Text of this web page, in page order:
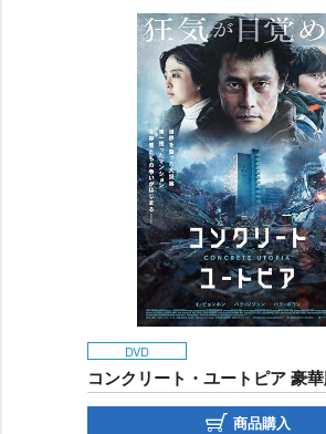
DVD
コンクリート・ユートピア 豪
商品購入